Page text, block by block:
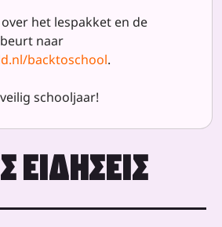
het lespakket en de
naar
backtoschool.
schooljaar!
ΕΙΔΉΣΕΙΣ